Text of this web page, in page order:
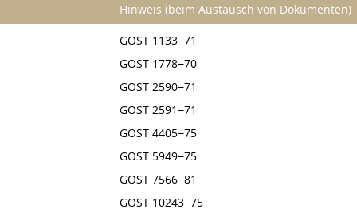
Hinweis (beim Austausch von Dokumenten)
GOST 1133−71
GOST 1778−70
GOST 2590−71
GOST 2591−71
GOST 4405−75
GOST 5949−75
GOST 7566−81
GOST 10243−75